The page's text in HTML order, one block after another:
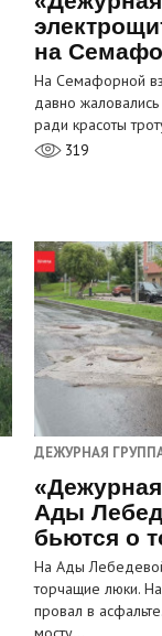
на
На Семафорной
давно
ради красоты
319
ДЕЖУРНАЯ
Ады
бьются о
На Ады
торчащие люки.
провал в